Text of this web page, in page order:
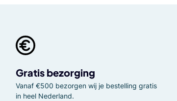
Gratis bezorging
Vanaf €500 bezorgen wij je bestelling gratis
in heel Nederland.